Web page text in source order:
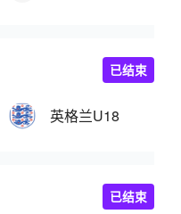
英格兰U18
已结束
已结束